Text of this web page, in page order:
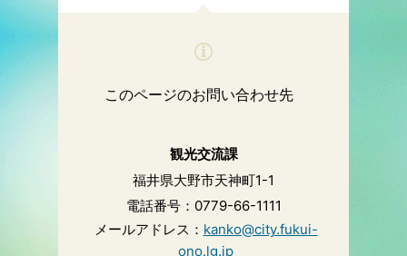
このページのお問い合わせ先
観光交流課
福井県大野市天神町1-1
電話番号：0779-66-1111
メールアドレス： kanko@city.fukui-
ono.lg.jp